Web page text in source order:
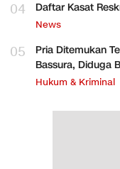
04 Daftar Kasat
News
05
Pria Ditemukan
Bassura, Diduga
Hukum & Kriminal